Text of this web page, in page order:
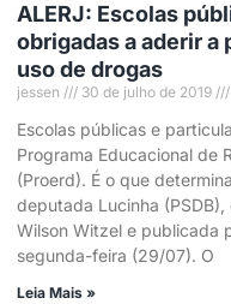
ALERJ: Escolas
obrigadas a aderir a
uso de drogas
jessen 30 de julho de 2019
Escolas públicas e
Programa Educacional de
(Proerd). É o que
deputada Lucinha
Wilson Witzel e publicada
segunda-feira (29/07). O
Leia Mais »